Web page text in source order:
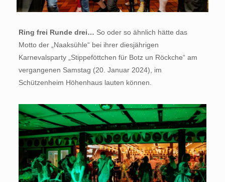
Ring frei Runde drei… So oder so ähnlich hätte das
Motto der „Naaksühle“ bei ihrer diesjährigen
Karnevalsparty „Stippeföttchen für Botz un Röckche“ am
vergangenen Samstag (20. Januar 2024), im
Schützenheim Höhenhaus lauten können.